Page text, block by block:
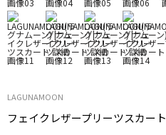
LAGUNAMOON
フェイクレザープリーツスカート